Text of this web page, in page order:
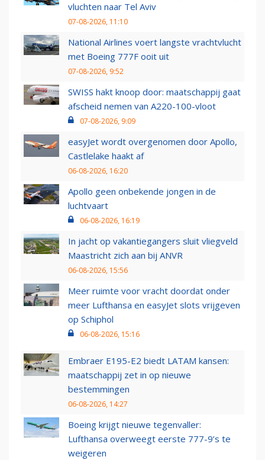
vluchten naar Tel Aviv
07-08-2026, 11:10
National Airlines voert langste vrachtvlucht
met Boeing 777F ooit uit
07-08-2026, 9:52
SWISS hakt knoop door: maatschappij gaat
afscheid nemen van A220-100-vloot
07-08-2026, 9:09
easyJet wordt overgenomen door Apollo,
Castlelake haakt af
06-08-2026, 16:20
Apollo geen onbekende jongen in de
luchtvaart
06-08-2026, 16:19
In jacht op vakantiegangers sluit vliegveld
Maastricht zich aan bij ANVR
06-08-2026, 15:56
Meer ruimte voor vracht doordat onder
meer Lufthansa en easyJet slots vrijgeven
op Schiphol
06-08-2026, 15:16
Embraer E195-E2 biedt LATAM kansen:
maatschappij zet in op nieuwe
bestemmingen
06-08-2026, 14:27
Boeing krijgt nieuwe tegenvaller:
Lufthansa overweegt eerste 777-9’s te
weigeren